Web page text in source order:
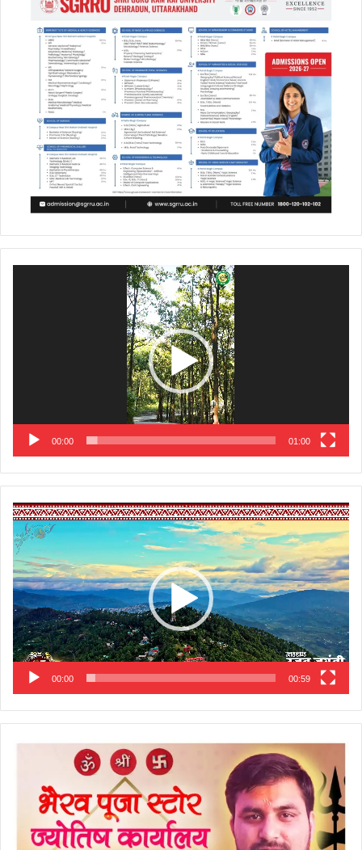
00:00 01:00
Video
Player
00:00 00:59